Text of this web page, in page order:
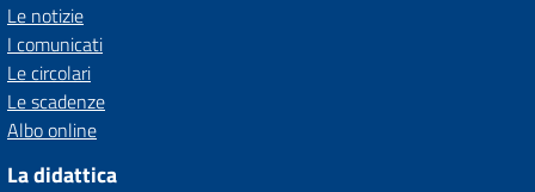
Le notizie
I comunicati
Le circolari
Le scadenze
Albo online
La didattica